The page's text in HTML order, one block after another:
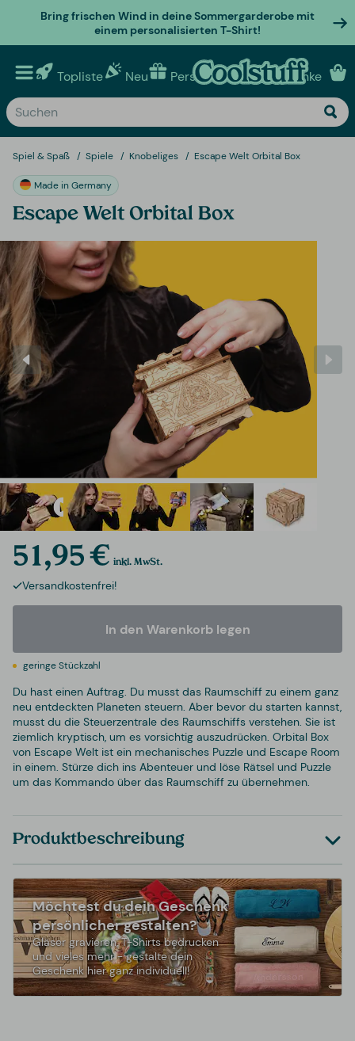
Bring frischen Wind in deine Sommergarderobe mit
einem personalisierten T-Shirt!
Topliste Neu Personalisierte geschenke
Spiel & Spaß Spiele Knobeliges Escape Welt Orbital Box
Made in Germany
Escape Welt Orbital Box
51,95 € inkl. MwSt.
Versandkostenfrei!
In den Warenkorb legen
geringe Stückzahl
Du hast einen Auftrag. Du musst das Raumschiff zu einem ganz
neu entdeckten Planeten steuern. Aber bevor du starten kannst,
musst du die Steuerzentrale des Raumschiffs verstehen. Sie ist
ziemlich kryptisch, um es vorsichtig auszudrücken. Orbital Box
von Escape Welt ist ein mechanisches Puzzle und Escape Room
in einem. Stürze dich ins Abenteuer und löse Rätsel und Puzzle
um das Kommando über das Raumschiff zu übernehmen.
Produktbeschreibung
Möchtest du dein Geschenk
persönlicher gestalten?
Gläser gravieren, T-Shirts bedrucken
und vieles mehr - gestalte dein
Geschenk hier ganz individuell!